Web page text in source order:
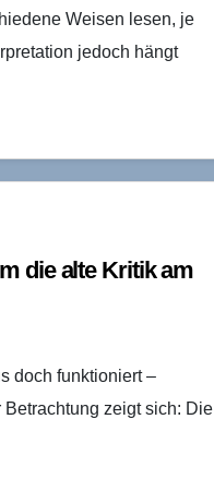
Weisen lesen, je
jedoch hängt
die alte Kritik am
doch funktioniert –
zeigt sich: Die